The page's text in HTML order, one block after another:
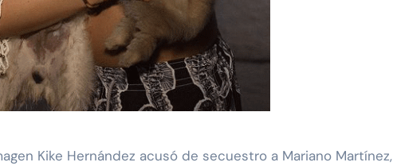
Kike Hernández acusó de secuestro a Mariano Martínez,